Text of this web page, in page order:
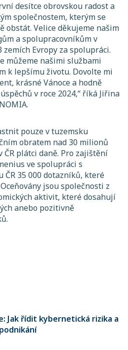
desítce obrovskou radost a
společnostem, kterým se
obstát. Velice děkujeme našim
a spolupracovníkům v
zemích Evropy za spolupráci.
můžeme našimi službami
k lepšímu životu. Dovolte mi
krásné Vánoce a hodně
v roce 2024,“ říká Jiřina
pouze v tuzemsku
obratem nad 30 milionů
ČR plátci daně. Pro zajištění
ve spolupráci s
ČR 35 000 dotazníků, které
jsou společnosti z
aktivit, které dosahují
anebo pozitivně
Jak řídit kybernetická rizika a